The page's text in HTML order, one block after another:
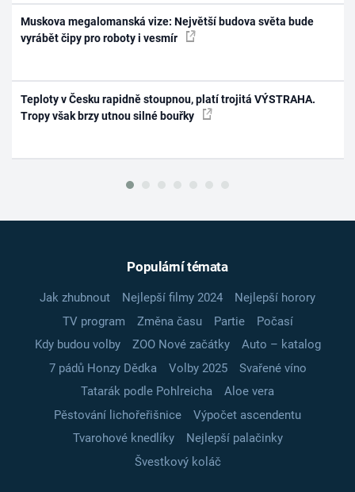
Muskova megalomanská vize: Největší budova světa bude
vyrábět čipy pro roboty i vesmír
Teploty v Česku rapidně stoupnou, platí trojitá VÝSTRAHA.
Tropy však brzy utnou silné bouřky
Populární témata
Jak zhubnout Nejlepší filmy 2024
Nejlepší horory
TV program
Změna času Partie
Počasí
Kdy budou volby
ZOO Nové začátky
Auto – katalog
7 pádů Honzy Dědka
Volby 2025
Svařené víno
Tatarák podle Pohlreicha
Aloe vera
Pěstování lichořeřišnice
Výpočet ascendentu
Tvarohové knedlíky
Nejlepší palačinky
Švestkový koláč